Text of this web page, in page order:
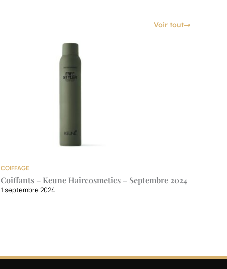
Voir tout
COIFFAGE
Coiffants – Keune Haircosmetics – Septembre 2024
1 septembre 2024